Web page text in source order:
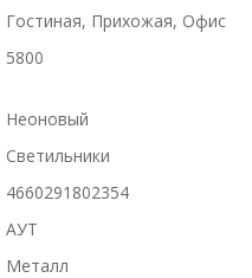
Гостиная, Прихожая, Офис
5800
Неоновый
Светильники
4660291802354
АУТ
Металл